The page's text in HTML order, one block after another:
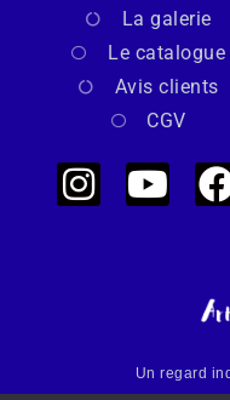
La galerie
Le catalogue
Avis clients
CGV
Un regard